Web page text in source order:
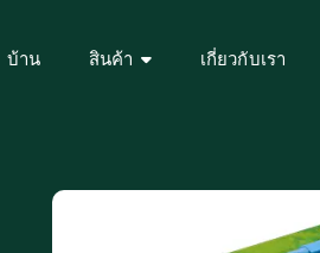
บ้าน สินค้า เกี่ยวกับเรา